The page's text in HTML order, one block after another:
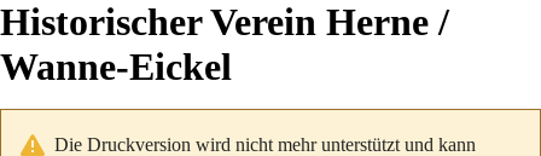
Historischer Verein Herne /
Wanne-Eickel
Die Druckversion wird nicht mehr unterstützt und kann